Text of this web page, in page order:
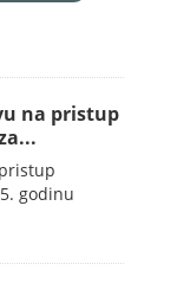
na pristup
godinu